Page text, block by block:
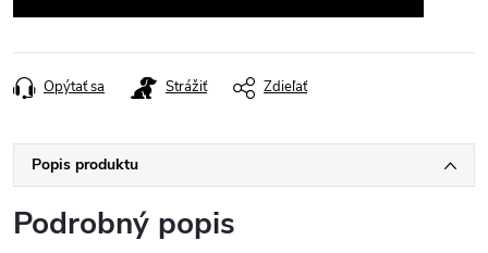
Opýtať sa Strážiť Zdieľať
Popis produktu
Podrobný popis